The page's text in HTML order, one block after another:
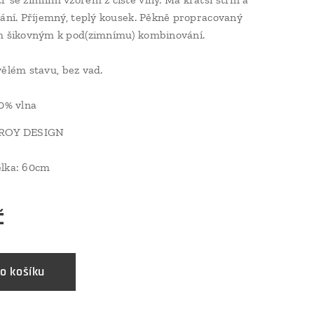
Příjemný, teplý kousek. Pěkně propracovaný
šikovným k pod(zimnímu) kombinování.
stavu, bez vad.
vlna
DESIGN
60cm
košíku